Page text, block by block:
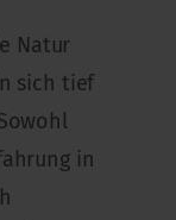
Natur
sich tief
in